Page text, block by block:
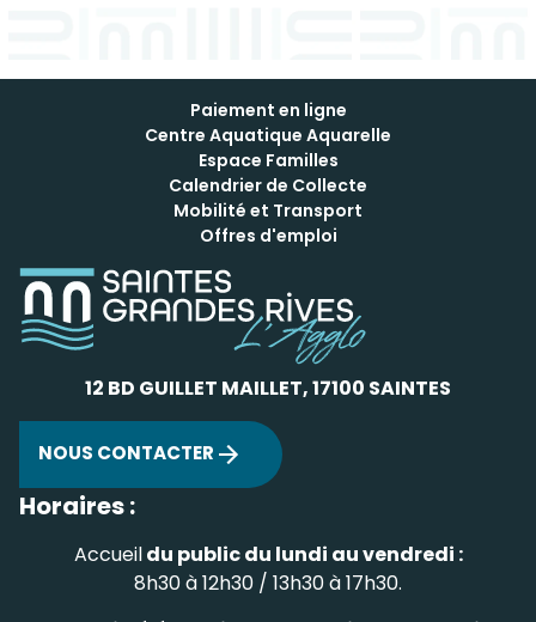
Paiement en ligne
Centre Aquatique Aquarelle
Espace Familles
Calendrier de Collecte
Mobilité et Transport
Offres d'emploi
12 BD GUILLET MAILLET, 17100 SAINTES
NOUS CONTACTER
Horaires :
Accueildu public du lundi au vendredi :
8h30 à 12h30 / 13h30 à 17h30.